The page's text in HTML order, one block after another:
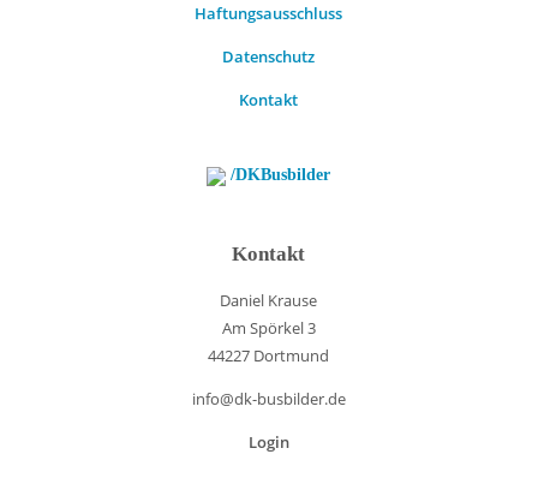
Haftungsausschluss
Datenschutz
Kontakt
/DKBusbilder
Kontakt
Daniel Krause
Am Spörkel 3
44227 Dortmund
info@dk-busbilder.de
Login